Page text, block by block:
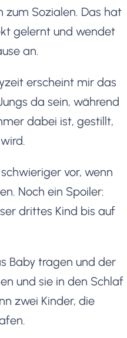
zum Sozialen. Das hat
gelernt und wendet
an.
erscheint mir das
da sein, während
dabei ist, gestillt,
vor, wenn
Noch ein Spoiler:
drittes Kind bis auf
Baby tragen und der
und sie in den Schlaf
zwei Kinder, die